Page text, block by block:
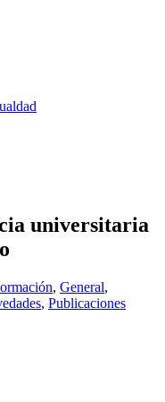
universitaria
, General,
, Publicaciones